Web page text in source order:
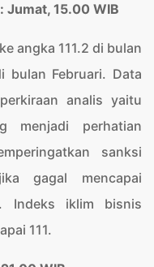
Jumat, 15.00 WIB
angka 111.2 di bulan
bulan Februari. Data
analis yaitu
menjadi perhatian
sanksi
gagal mencapai
Indeks iklim bisnis
111.